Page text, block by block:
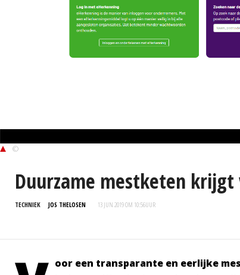
©
Duurzame mestketen
TECHNIEK JOS THELOSEN 13 JUN 2019 OM 10:56UUR
oor een transparante en eerlijke